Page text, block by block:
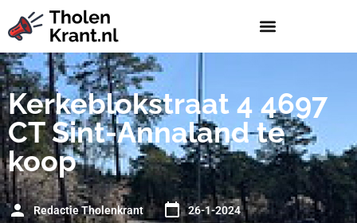
Kerkeblokstraat 4 4697
CT Sint-Annaland te
koop
Redactie Tholenkrant 26-1-2024